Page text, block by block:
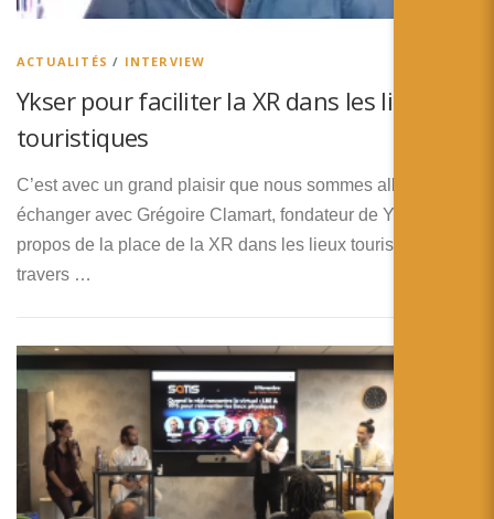
Español
ACTUALITÉS / INTERVIEW
Ykser pour faciliter la XR dans les lieux
touristiques
C’est avec un grand plaisir que nous sommes allés
échanger avec Grégoire Clamart, fondateur de Ykser, à
propos de la place de la XR dans les lieux touristiques. Au
travers …